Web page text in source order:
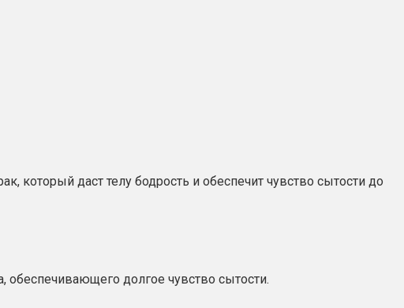
который даст телу бодрость и обеспечит чувство сытости до
долгое чувство сытости.